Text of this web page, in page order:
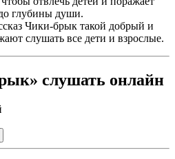
глубины души.
Чики-брык такой добрый и
слушать все дети и взрослые.
слушать онлайн